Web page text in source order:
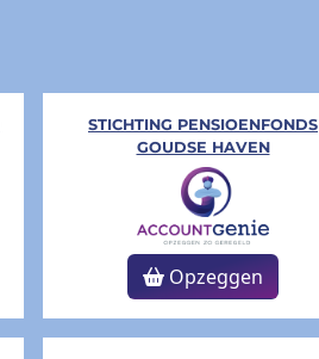
STICHTING PENSIOENFONDS
GOUDSE HAVEN
Opzeggen